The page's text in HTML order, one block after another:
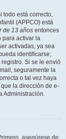
todo está correcto,
(APPCO) está
de 13 años entonces
para activar la
activadas, ya sea
identificarse;
Si se le envió
seguramente la
o tal vez haya
la dirección de e-
Administración.
asegúrese de